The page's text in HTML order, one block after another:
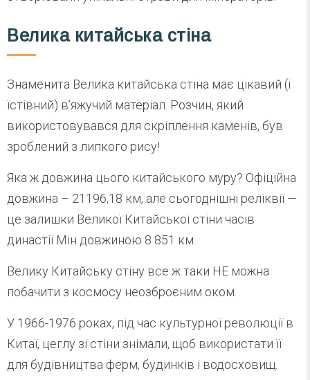
Велика китайська стіна
Знаменита Велика китайська стіна має цікавий (і
їстівний) в’яжучий матеріал. Розчин, який
використовувався для скріплення каменів, був
зроблений з липкого рису!
Яка ж довжина цього китайського муру? Офіційна
довжина – 21196,18 км, але сьогоднішні реліквії —
це залишки Великої Китайської стіни часів
династії Мін довжиною 8 851 км.
Велику Китайську стіну все ж таки НЕ можна
побачити з космосу неозброєним оком.
У 1966-1976 роках, під час культурної революції в
Китаї, цеглу зі стіни знімали, щоб використати її
для будівництва ферм, будинків і водосховищ.